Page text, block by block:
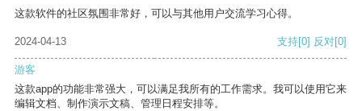
这款软件的社区氛围非常好，可以与其他用户交流学习心得。
2024-04-13 支持[0] 反对[0]
游客
这款app的功能非常强大，可以满足我所有的工作需求。我可以使用它来
编辑文档、制作演示文稿、管理日程安排等。